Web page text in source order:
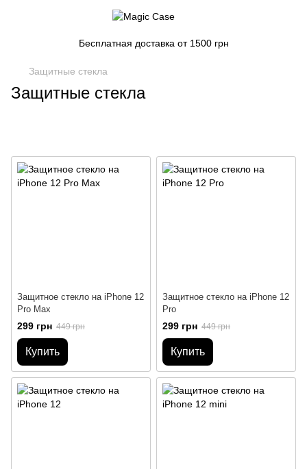
Бесплатная доставка от 1500 грн
Защитные стекла
Защитные стекла
Защитное стекло на iPhone 12
Pro Max
299 грн 449 грн
Купить
Защитное стекло на iPhone 12
Pro
299 грн 449 грн
Купить